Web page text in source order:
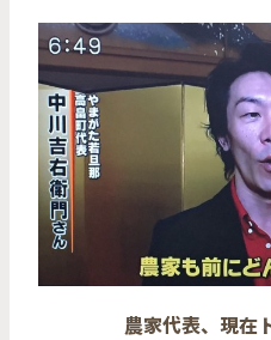
農家代表、現在